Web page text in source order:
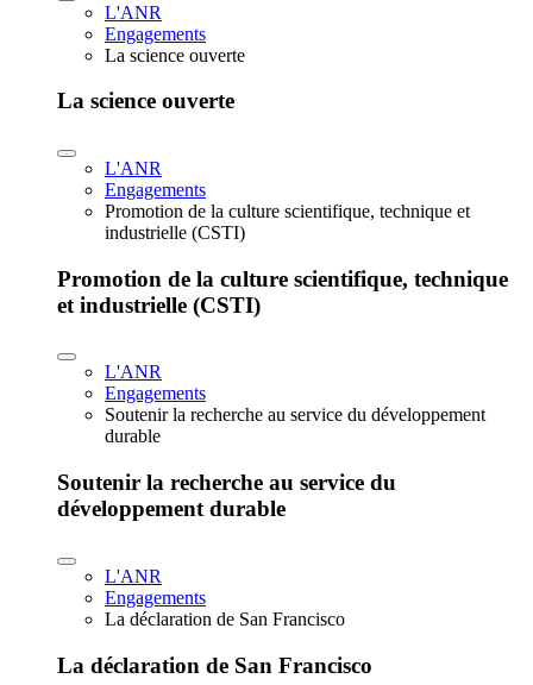
L'ANR
Engagements
La science ouverte
La science ouverte
L'ANR
Engagements
Promotion de la culture scientifique, technique et
industrielle (CSTI)
Promotion de la culture scientifique, technique
et industrielle (CSTI)
L'ANR
Engagements
Soutenir la recherche au service du développement
durable
Soutenir la recherche au service du
développement durable
L'ANR
Engagements
La déclaration de San Francisco
La déclaration de San Francisco